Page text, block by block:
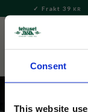
Consent
This website
Meny
Frakt 39 KR